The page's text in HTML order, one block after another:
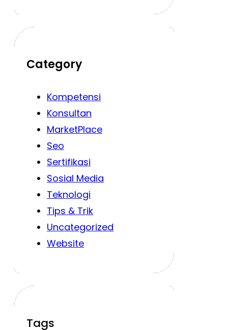
Category
Kompetensi
Konsultan
MarketPlace
Seo
Sertifikasi
Sosial Media
Teknologi
Tips & Trik
Uncategorized
Website
Tags